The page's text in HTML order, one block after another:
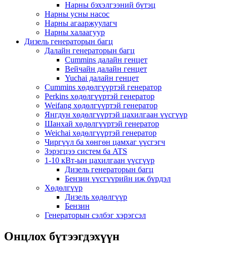
Нарны бэхэлгээний бүтэц
Нарны усны насос
Нарны агааржуулагч
Нарны халаагуур
Дизель генераторын багц
Далайн генераторын багц
Cummins далайн генцет
Вейчайн далайн генцет
Yuchai далайн генцет
Cummins хөдөлгүүртэй генератор
Perkins хөдөлгүүртэй генератор
Weifang хөдөлгүүртэй генератор
Янгдун хөдөлгүүртэй цахилгаан үүсгүүр
Шанхай хөдөлгүүртэй генератор
Weichai хөдөлгүүртэй генератор
Чиргүүл ба хөнгөн цамхаг үүсгэгч
Зэрэгцээ систем ба ATS
1-10 кВт-ын цахилгаан үүсгүүр
Дизель генераторын багц
Бензин үүсгүүрийн иж бүрдэл
Хөдөлгүүр
Дизель хөдөлгүүр
Бензин
Генераторын сэлбэг хэрэгсэл
Онцлох бүтээгдэхүүн